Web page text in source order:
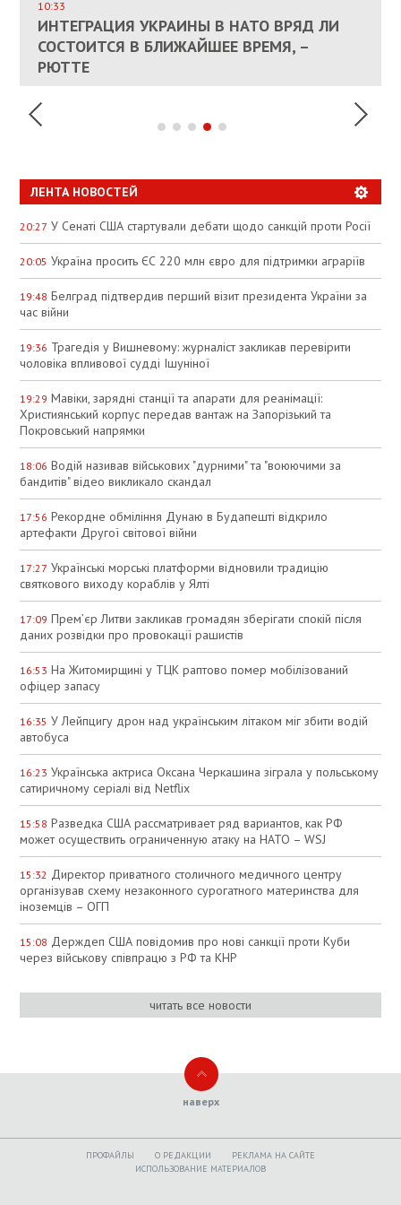
КАНДИДАТ В ПРЕМЬЕРЫ ПОЛЬШИ ПРИЗВАЛ
УКРАИНЕ
АНАЛІТИКИ JPMORGAN CHASE НАЗВАЛИ
В УКРАЇНІ
ДОЗВОЛИЛИ НЕ ПЛАТИТИ ЗА КОМУНАЛКУ
10:33
ИНТЕГРАЦИЯ УКРАИНЫ В НАТО ВРЯД ЛИ
СОСТОИТСЯ В БЛИЖАЙШЕЕ ВРЕМЯ, –
РЮТТЕ
ПАЛИВНИЙ РИНОК РОЗІГРІЛИ ШТУЧНО:
СПЕКУЛЯЦІЇ
ЛЕНТА НОВОСТЕЙ
20:27 У Сенаті США стартували дебати щодо санкцій проти Росії
20:05 Україна просить ЄС 220 млн євро для підтримки аграріїв
19:48 Белград підтвердив перший візит президента України за
час війни
19:36 Трагедія у Вишневому: журналіст закликав перевірити
чоловіка впливової судді Ішуніної
19:29 Мавіки, зарядні станції та апарати для реанімації:
Християнський корпус передав вантаж на Запорізький та
Покровський напрямки
18:06 Водій називав військових "дурними" та "воюючими за
бандитів" відео викликало скандал
17:56 Рекордне обміління Дунаю в Будапешті відкрило
артефакти Другої світової війни
17:27 Українські морські платформи відновили традицію
святкового виходу кораблів у Ялті
17:09 Прем’єр Литви закликав громадян зберігати спокій після
даних розвідки про провокації рашистів
16:53 На Житомирщині у ТЦК раптово помер мобілізований
офіцер запасу
16:35 У Лейпцигу дрон над українським літаком міг збити водій
автобуса
16:23 Українська актриса Оксана Черкашина зіграла у польському
сатиричному серіалі від Netflix
15:58 Разведка США рассматривает ряд вариантов, как РФ
может осуществить ограниченную атаку на НАТО – WSJ
15:32 Директор приватного столичного медичного центру
організував схему незаконного сурогатного материнства для
іноземців – ОГП
15:08 Держдеп США повідомив про нові санкції проти Куби
через військову співпрацю з РФ та КНР
читать все новости
наверх
ПРОФАЙЛЫ O РЕДАКЦИИ
РЕКЛАМА НА САЙТЕ
ИСПОЛЬЗОВАНИЕ МАТЕРИАЛОВ